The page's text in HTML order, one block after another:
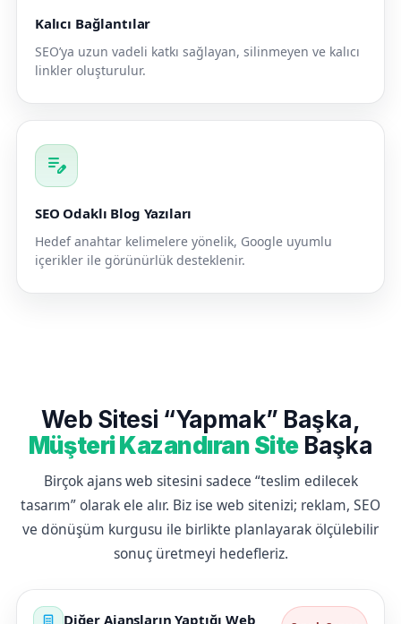
Kalıcı Bağlantılar
SEO’ya uzun vadeli katkı sağlayan, silinmeyen ve kalıcı
linkler oluşturulur.
edit_note
SEO Odaklı Blog Yazıları
Hedef anahtar kelimelere yönelik, Google uyumlu
içerikler ile görünürlük desteklenir.
Web Sitesi “Yapmak” Başka,
Müşteri Kazandıran SiteBaşka
Birçok ajans web sitesini sadece “teslim edilecek
tasarım” olarak ele alır. Biz ise web sitenizi; reklam, SEO
ve dönüşüm kurgusu ile birlikte planlayarak ölçülebilir
sonuç üretmeyi hedefleriz.
Diğer Ajansların Yaptığı Web